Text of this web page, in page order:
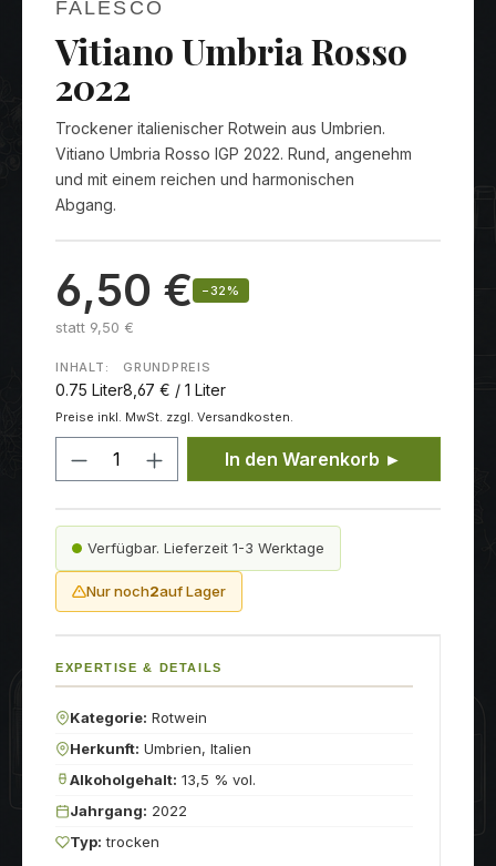
FALESCO
Vitiano Umbria Rosso
2022
Trockener italienischer Rotwein aus Umbrien.
Vitiano Umbria Rosso IGP 2022. Rund, angenehm
und mit einem reichen und harmonischen
Abgang.
6,50 € −32%
statt 9,50 €
INHALT:
0.75 Liter
GRUNDPREIS
8,67 € / 1 Liter
Preise inkl. MwSt. zzgl. Versandkosten.
Produkt Anzahl: Gib den
In den Warenkorb ►
Verfügbar. Lieferzeit 1-3 Werktage
Nur noch2auf Lager
EXPERTISE & DETAILS
Kategorie: Rotwein
Herkunft: Umbrien, Italien
Alkoholgehalt: 13,5 % vol.
Jahrgang: 2022
Typ: trocken